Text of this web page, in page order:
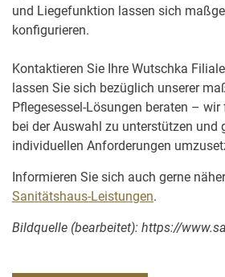
und Liegefunktion lassen sich
konfigurieren.
Kontaktieren Sie Ihre Wutschka
lassen Sie sich bezüglich unserer
Pflegesessel-Lösungen beraten –
bei der Auswahl zu unterstützen und
individuellen Anforderungen
Informieren Sie sich auch gerne
Sanitätshaus-Leistungen.
Bildquelle (bearbeitet): https://